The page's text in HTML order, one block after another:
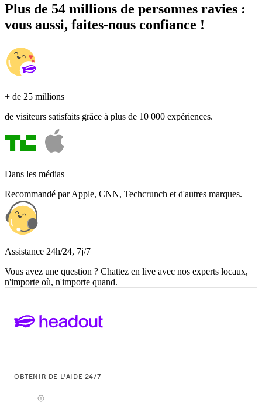
Plus de 54 millions de personnes ravies :
vous aussi, faites-nous confiance !
+ de 25 millions
de visiteurs satisfaits grâce à plus de 10 000 expériences.
Dans les médias
Recommandé par Apple, CNN, Techcrunch et d'autres marques.
Assistance 24h/24, 7j/7
Vous avez une question ? Chattez en live avec nos experts locaux,
n'importe où, n'importe quand.
OBTENIR DE L'AIDE 24/7